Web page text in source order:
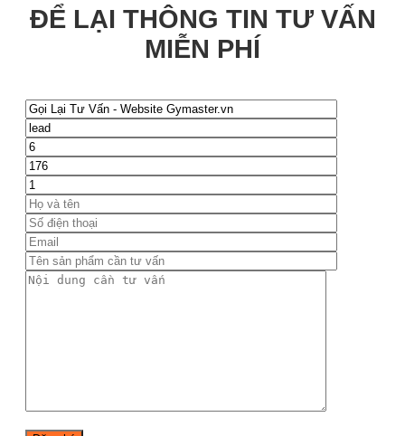
ĐỂ LẠI THÔNG TIN TƯ VẤN
MIỄN PHÍ